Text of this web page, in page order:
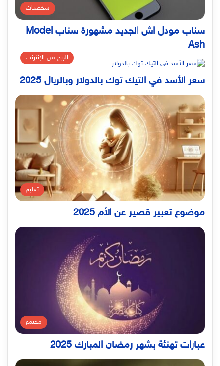
شخصيات
سناب مودل اش الجديد مشهورة سناب Model
Ash
الربح من الإنترنت
سعر الأسد في التيك توك بالدولار وبالريال 2025
تعليم
موضوع تعبير قصير عن الأم 2025
مجتمع
عبارات تهنئة بشهر رمضان المبارك 2025